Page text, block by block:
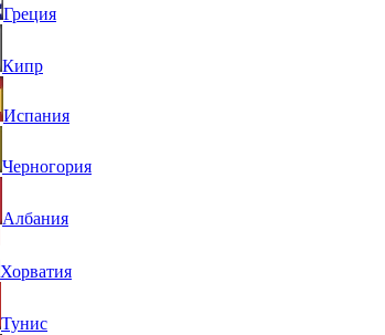
Греция
Кипр
Испания
Черногория
Албания
Хорватия
Тунис